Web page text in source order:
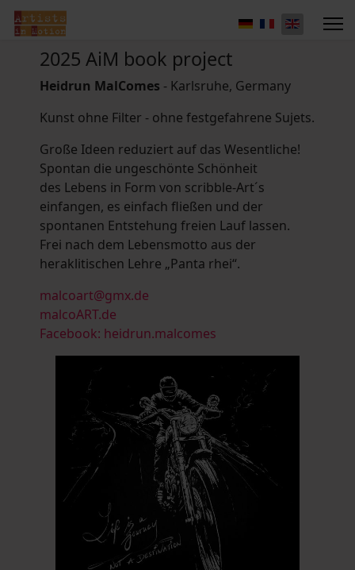
2025 AiM book project
Heidrun MalComes - Karlsruhe, Germany
Kunst ohne Filter - ohne festgefahrene Sujets.
Große Ideen reduziert auf das Wesentliche!
Spontan die ungeschönte Schönheit
des Lebens in Form von scribble-Art´s
einfangen, es einfach fließen und der
spontanen Entstehung freien Lauf lassen.
Frei nach dem Lebensmotto aus der
heraklitischen Lehre „Panta rhei“.
malcoart@gmx.de
malcoART.de
Facebook: heidrun.malcomes